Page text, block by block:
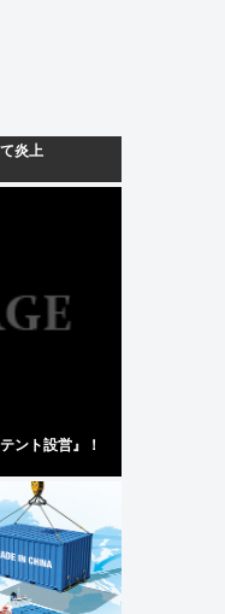
炎上
ント設営』！